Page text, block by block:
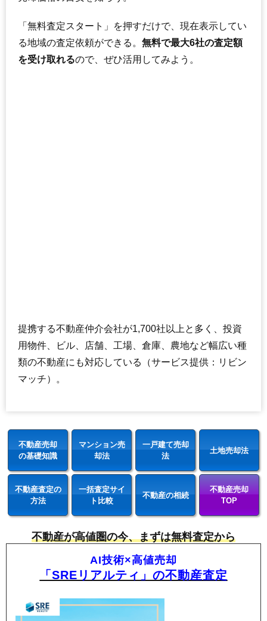
「無料査定スタート」を押すだけで、現在表示してい
る地域の査定依頼ができる。 無料で最大6社の査定額
を受け取れるので、ぜひ活用してみよう。
提携する不動産仲介会社が1,700社以上と多く、投資
用物件、ビル、店舗、工場、倉庫、農地など幅広い種
類の不動産にも対応している（サービス提供：リビン
マッチ）。
不動産売却
の基礎知識
マンション売
却法
一戸建て売却
法
土地売却法
不動産査定の
方法
一括査定サイ
ト比較
不動産の相続
不動産売却
TOP
不動産が高値圏の今、まずは無料査定から
AI技術×高値売却
「SREリアルティ」の不動産査定